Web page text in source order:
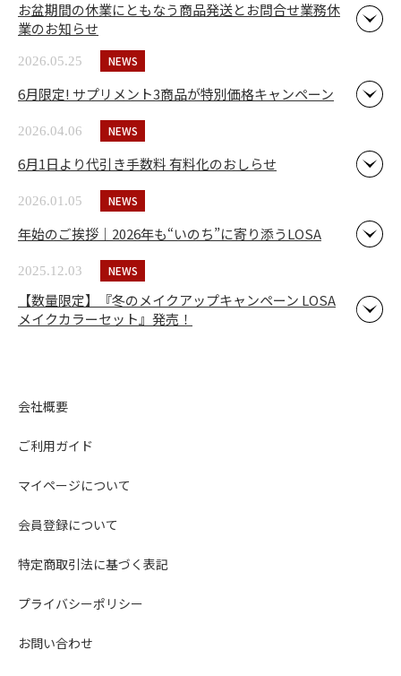
お盆期間の休業にともなう商品発送とお問合せ業務休
業のお知らせ
2026.05.25 NEWS
6月限定! サプリメント3商品が特別価格キャンペーン
2026.04.06 NEWS
6月1日より代引き手数料 有料化のおしらせ
2026.01.05 NEWS
年始のご挨拶｜2026年も“いのち”に寄り添うLOSA
2025.12.03 NEWS
【数量限定】『冬のメイクアップキャンペーン LOSA
メイクカラーセット』発売！
会社概要
ご利用ガイド
マイページについて
会員登録について
特定商取引法に基づく表記
プライバシーポリシー
お問い合わせ